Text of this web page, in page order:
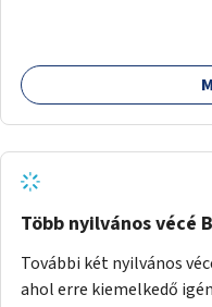
Több nyilvános vécé
További két nyilvános
ahol erre kiemelkedő